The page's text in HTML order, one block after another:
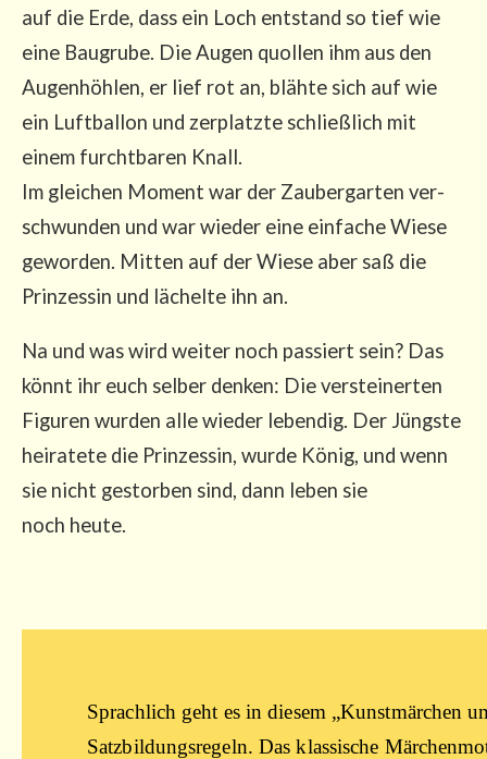
auf die Erde, dass ein Loch ent­stand so tief wie
eine Bau­gru­be. Die Augen quol­len ihm aus den
Augen­höh­len, er lief rot an, bläh­te sich auf wie
ein Luft­bal­lon und zer­platz­te schließ­lich mit
einem furcht­ba­ren Knall.
Im glei­chen Moment war der Zau­ber­gar­ten ver­
schwun­den und war wie­der eine ein­fa­che Wie­se
gewor­den. Mit­ten auf der Wie­se aber saß die
Prin­zes­sin und lächel­te ihn an.
Na und was wird wei­ter noch pas­siert sein? Das
könnt ihr euch sel­ber den­ken: Die ver­stei­ner­ten
Figu­ren wur­den alle wie­der leben­dig. Der Jüngs­te
hei­ra­te­te die Prin­zes­sin, wur­de König, und wenn
sie nicht gestor­ben sind, dann leben sie
noch heute.
Sprach­lich geht es in die­sem „Kunst­mär­chen
Satz­bil­dungs­re­geln. Das klas­si­sche